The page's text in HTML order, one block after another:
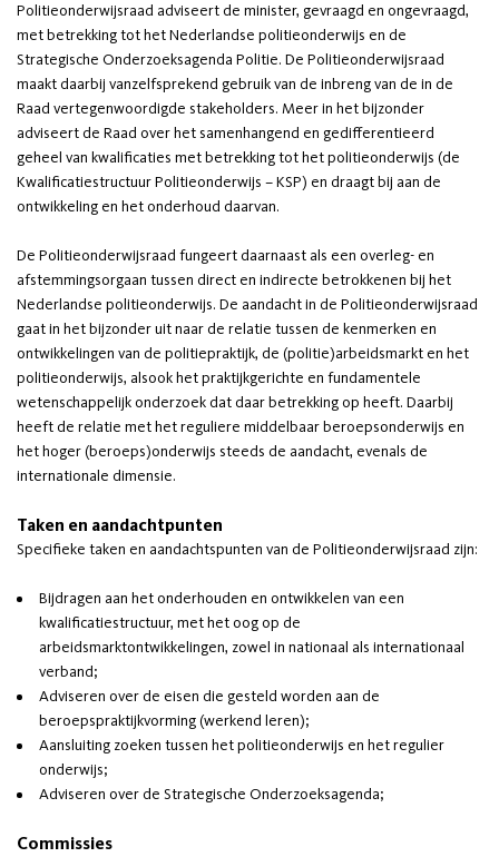
Politieonderwijsraad adviseert de minister, gevraagd en ongevraagd,
met betrekking tot het Nederlandse politieonderwijs en de
Strategische Onderzoeksagenda Politie. De Politieonderwijsraad
maakt daarbij vanzelfsprekend gebruik van de inbreng van de in de
Raad vertegenwoordigde stakeholders. Meer in het bijzonder
adviseert de Raad over het samenhangend en gedifferentieerd
geheel van kwalificaties met betrekking tot het politieonderwijs (de
Kwalificatiestructuur Politieonderwijs – KSP) en draagt bij aan de
ontwikkeling en het onderhoud daarvan.
De Politieonderwijsraad fungeert daarnaast als een overleg- en
afstemmingsorgaan tussen direct en indirecte betrokkenen bij het
Nederlandse politieonderwijs. De aandacht in de Politieonderwijsraad
gaat in het bijzonder uit naar de relatie tussen de kenmerken en
ontwikkelingen van de politiepraktijk, de (politie)arbeidsmarkt en het
politieonderwijs, alsook het praktijkgerichte en fundamentele
wetenschappelijk onderzoek dat daar betrekking op heeft. Daarbij
heeft de relatie met het reguliere middelbaar beroepsonderwijs en
het hoger (beroeps)onderwijs steeds de aandacht, evenals de
internationale dimensie.
Taken en aandachtpunten
Specifieke taken en aandachtspunten van de Politieonderwijsraad zijn:
Bijdragen aan het onderhouden en ontwikkelen van een
kwalificatiestructuur, met het oog op de
arbeidsmarktontwikkelingen, zowel in nationaal als internationaal
verband;
Adviseren over de eisen die gesteld worden aan de
beroepspraktijkvorming (werkend leren);
Aansluiting zoeken tussen het politieonderwijs en het regulier
onderwijs;
Adviseren over de Strategische Onderzoeksagenda;
Commissies